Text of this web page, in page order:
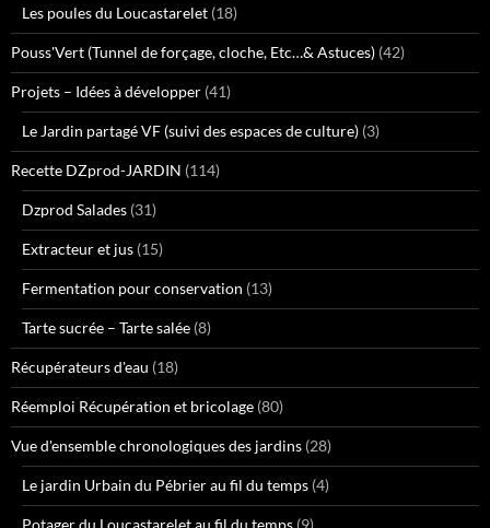
Les poules du Loucastarelet (18)
Pouss'Vert (Tunnel de forçage, cloche, Etc…& Astuces) (42)
Projets – Idées à développer (41)
Le Jardin partagé VF (suivi des espaces de culture) (3)
Recette DZprod-JARDIN (114)
Dzprod Salades (31)
Extracteur et jus (15)
Fermentation pour conservation (13)
Tarte sucrée – Tarte salée (8)
Récupérateurs d'eau (18)
Réemploi Récupération et bricolage (80)
Vue d'ensemble chronologiques des jardins (28)
Le jardin Urbain du Pébrier au fil du temps (4)